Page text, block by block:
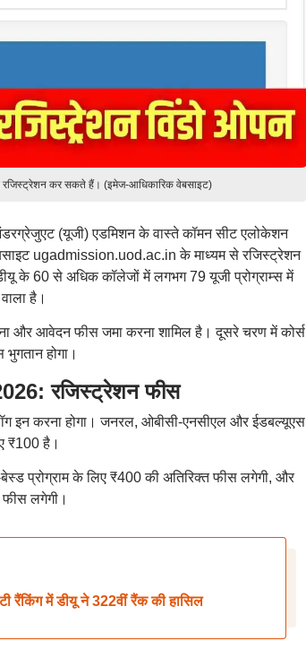
कर सकते हैं। (इमेज-आधिकारिक वेबसाइट)
(यूजी) एडमिशन के वास्ते कॉमन सीट एलोकेशन
ugadmission.uod.ac.in के माध्यम से रजिस्ट्रेशन
के 60 से अधिक कॉलेजों में लगभग 79 यूजी प्रोग्राम्स में
है।
और आवेदन फीस जमा करना शामिल है। दूसरे चरण में कोर्स
होगा।
रजिस्ट्रेशन फीस
इन करना होगा। जनरल, ओबीसी-एनसीएल और ईडबल्यूएस
₹100 है।
प्रोग्राम के लिए ₹400 की अतिरिक्त फीस लगेगी, और
फीस लगेगी।
में डीयू ने 322वीं रैंक की हासिल